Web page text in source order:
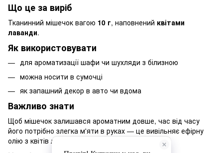
Що це за виріб
Тканинний мішечок вагою 10 г, наповнений квітами
лаванди.
Як використовувати
для ароматизації шафи чи шухляди з білизною
можна носити в сумочці
як запашний декор в авто чи вдома
Важливо знати
Щоб мішечок залишався ароматним довше, час від часу
його потрібно злегка м'яти в руках — це вивільняє ефірну
олію з квітів лаванди.